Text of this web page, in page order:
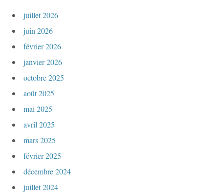
juillet 2026
juin 2026
février 2026
janvier 2026
octobre 2025
août 2025
mai 2025
avril 2025
mars 2025
février 2025
décembre 2024
juillet 2024